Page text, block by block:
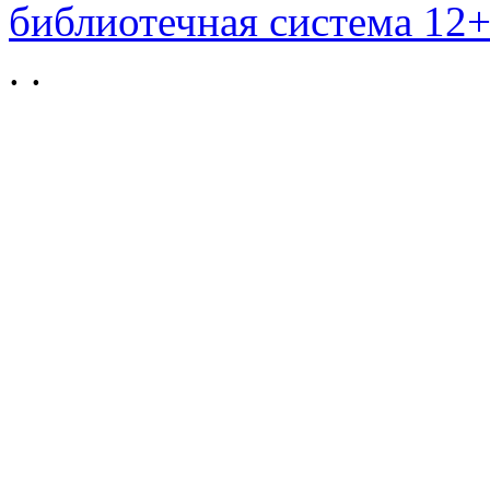
библиотечная система 12+
. .